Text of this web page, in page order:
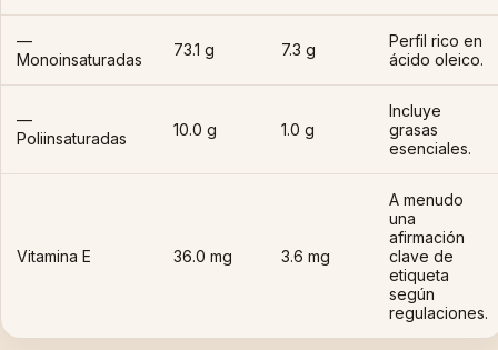
—
Monoinsaturadas
73.1 g 7.3 g
Perfil rico en
ácido oleico.
—
Poliinsaturadas
10.0 g 1.0 g
Incluye
grasas
esenciales.
Vitamina E 36.0 mg 3.6 mg
A menudo
una
afirmación
clave de
etiqueta
según
regulaciones.